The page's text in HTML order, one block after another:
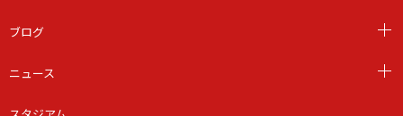
ブログ
ニュース